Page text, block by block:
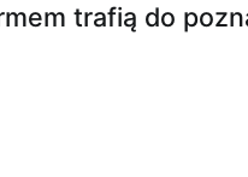
trafią do